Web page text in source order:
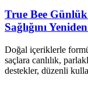
True Bee
Sağlığını
Doğal içeriklerle
saçlara canlılık,
destekler, düzenli